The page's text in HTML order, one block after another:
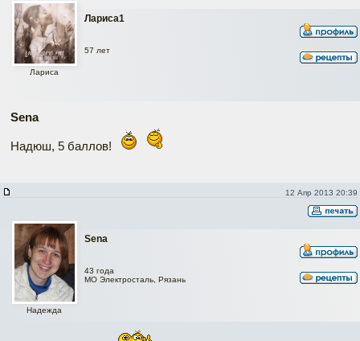
Лариса1
Лариса
57 лет
Sena
Надюш, 5 баллов!
12 Апр 2013 20:39
Sena
Надежда
43 года
МО Электросталь, Рязань